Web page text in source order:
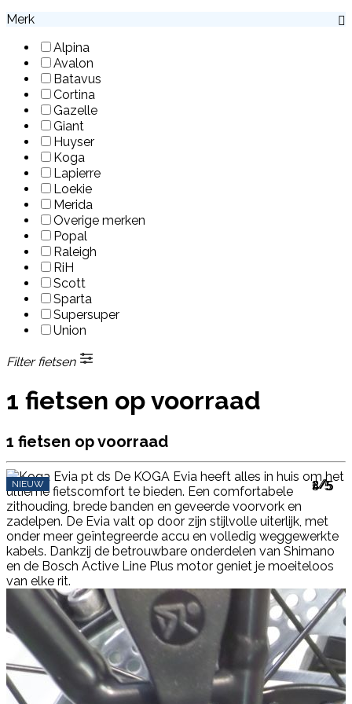
Merk
Alpina
Avalon
Batavus
Cortina
Gazelle
Giant
Huyser
Koga
Lapierre
Loekie
Merida
Overige merken
Popal
Raleigh
RiH
Scott
Sparta
Supersuper
Union
Filter fietsen
1 fietsen op voorraad
1 fietsen op voorraad
1/5
2/5
3/5
4/5
5/5
NIEUW